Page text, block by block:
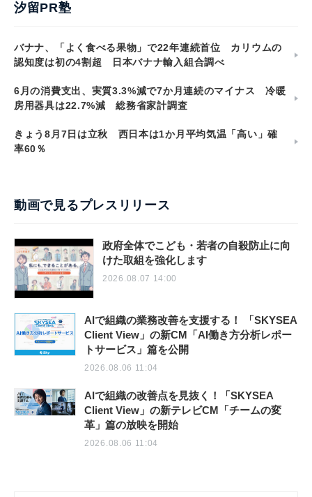
汐留PR塾
バナナ、「よく食べる果物」で22年連続首位 カリウムの
認知度は初の4割超 日本バナナ輸入組合調べ
6月の消費支出、実質3.3%減で7か月連続のマイナス 冷暖
房用器具は22.7%減 総務省家計調査
きょう8月7日は立秋 西日本は1か月平均気温「高い」確
率60％
動画で見るプレスリリース
政府全体でこども・若者の自殺防止に向
けた取組を強化します
2026.08.07 14:00
AIで組織の業務改善を支援する！ 「SKYSEA
Client View」の新CM「AI働き方分析レポー
トサービス」篇を公開
2026.08.06 11:04
AIで組織の改善点を見抜く！「SKYSEA
Client View」の新テレビCM「チームの変
革」篇の放映を開始
2026.08.06 11:04